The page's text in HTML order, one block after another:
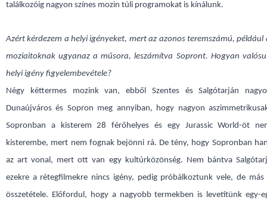
találkozóig nagyon színes mozin túli programokat is kínálunk.
Azért kérdezem a helyi igényeket, mert az azonos teremszámú, például
moziaitoknak ugyanaz a műsora, leszámítva Sopront. Hogyan
helyi igény figyelembevétele?
Négy kéttermes mozink van, ebből Szentes és Salgótarján
Dunaújváros és Sopron meg annyiban, hogy nagyon
Sopronban a kisterem 28 férőhelyes és egy Jurassic World-öt
kisterembe, mert nem fognak bejönni rá. De tény, hogy Sopronban
az art vonal, mert ott van egy kultúrközönség. Nem bántva
ezekre a rétegfilmekre nincs igény, pedig próbálkoztunk vele, de más
összetétele. Előfordul, hogy a nagyobb termekben is levetítünk egy-